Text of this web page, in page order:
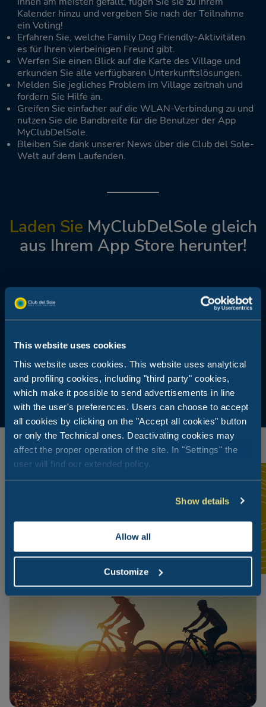
This website uses cookies
This website uses cookies. This website uses analytical
and profiling cookies, including "third party" cookies,
which make it possible to send advertisements in line
with the user's preferences. Users can choose to accept
all cookies by clicking on the "Accept all cookies" button
or only the Technical ones. Deactivating cookies may
affect the proper operation of the site. In "Settings" the
user will find our extended policy.
Show details
Allow all
Customize
Kalender hinzu und vergeben Sie nach der Teilnahme
ein Voting!
Erfahren Sie, welche Family Dog Friendly-Aktivitäten
es für Ihren vierbeinigen Freund gibt.
Werfen Sie einen Blick auf die Karte des Village und
erkunden Sie alle verfügbaren Unterkunftslösungen.
Melden Sie jegliches Problem im Village zeitnah und
fordern Sie Hilfe an.
Greifen Sie einfacher auf die WLAN-Verbindung zu und
nutzen Sie die Bandbreite für die Benutzer der App
MyClubDelSole.
Bleiben Sie dank unserer News über die Club del Sole-
Welt auf dem Laufenden.
Laden Sie MyClubDelSole gleich
aus Ihrem App Store herunter!
Download App (App Store - iOS Apple)